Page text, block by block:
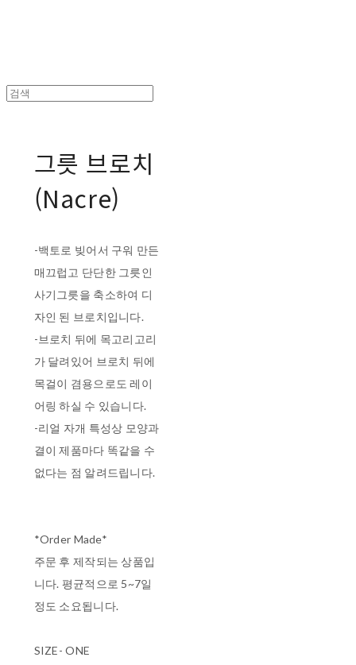
그릇 브로치
(Nacre)
-백토로 빚어서 구워 만든
매끄럽고 단단한 그릇인
사기그릇을 축소하여 디
자인 된 브로치입니다.
-브로치 뒤에 목고리고리
가 달려있어 브로치 뒤에
목걸이 겸용으로도 레이
어링 하실 수 있습니다.
-리얼 자개 특성상 모양과
결이 제품마다 똑같을 수
없다는 점 알려드립니다.
*Order Made*
주문 후 제작되는 상품입
니다. 평균적으로 5~7일
정도 소요됩니다.
SIZE- ONE